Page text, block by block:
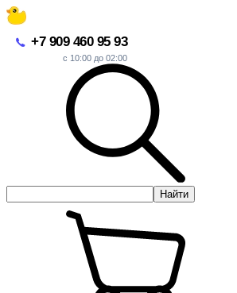
+7 909 460 95 93
с 10:00 до 02:00
Найти